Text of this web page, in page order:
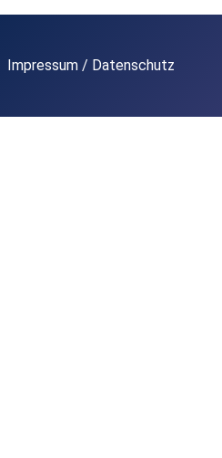
Impressum / Datenschutz